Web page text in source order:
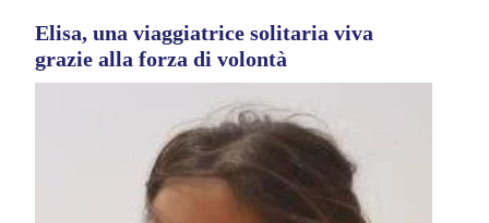
Elisa, una viaggiatrice solitaria viva
grazie alla forza di volontà